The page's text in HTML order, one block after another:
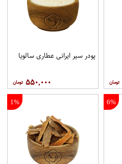
پودر سیر ایرانی عطاری سالویا
۵۵۰,۰۰۰
6%
1%